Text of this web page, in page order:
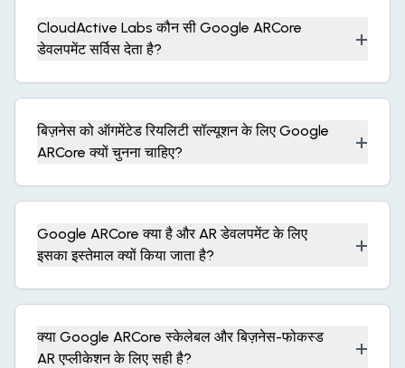
CloudActive Labs कौन सी Google ARCore
डेवलपमेंट सर्विस देता है?
+
बिज़नेस को ऑगमेंटेड रियलिटी सॉल्यूशन के लिए Google
ARCore क्यों चुनना चाहिए?
+
Google ARCore क्या है और AR डेवलपमेंट के लिए
इसका इस्तेमाल क्यों किया जाता है?
+
क्या Google ARCore स्केलेबल और बिज़नेस-फोकस्ड
AR एप्लीकेशन के लिए सही है?
+